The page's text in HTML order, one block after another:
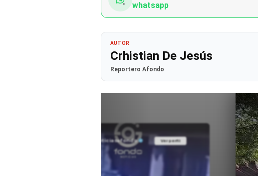
whatsapp
AUTOR
Crhistian De Jesús
Reportero Afondo
Ver perfil
@noticiasafondo Ver perfil